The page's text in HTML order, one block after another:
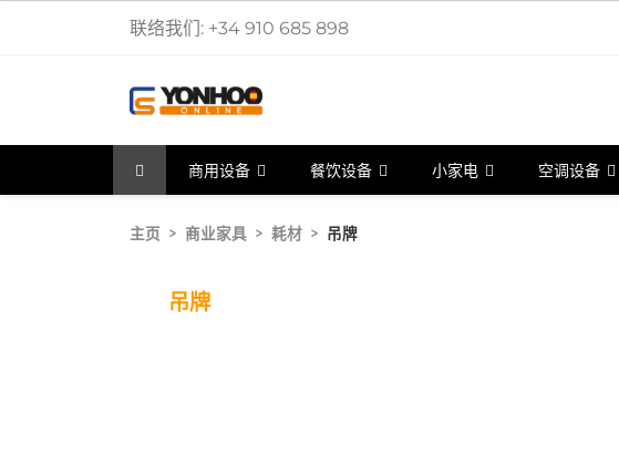
联络我们: +34 910 685 898
商用设备 餐饮设备 小家电 空调设备
主页 商业家具 耗材 吊牌
吊牌